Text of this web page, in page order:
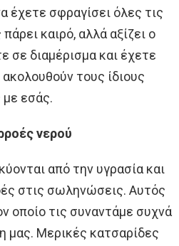
έχετε σφραγίσει όλες τις
καιρό, αλλά αξίζει ο
σε διαμέρισμα και έχετε
ακολουθούν τους ίδιους
με εσάς.
νερού
από την υγρασία και
στις σωληνώσεις. Αυτός
οποίο τις συναντάμε συχνά
μας. Μερικές κατσαρίδες